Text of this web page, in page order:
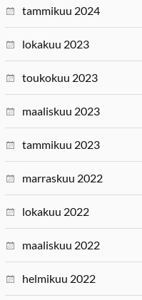
tammikuu 2024
lokakuu 2023
toukokuu 2023
maaliskuu 2023
tammikuu 2023
marraskuu 2022
lokakuu 2022
maaliskuu 2022
helmikuu 2022